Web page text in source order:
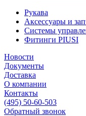
Рукава
Аксессуары и
Системы
Фитинги PIUSI
Новости
Документы
Доставка
О компании
Контакты
(495) 50-60-503
Обратный звонок